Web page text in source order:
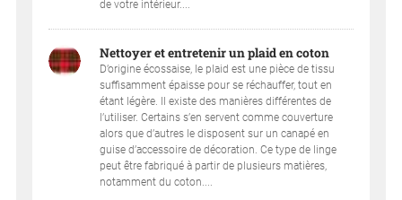
de votre intérieur....
Nettoyer et entretenir un plaid en coton
D’origine écossaise, le plaid est une pièce de tissu
suffisamment épaisse pour se réchauffer, tout en
étant légère. Il existe des manières différentes de
l’utiliser. Certains s’en servent comme couverture
alors que d’autres le disposent sur un canapé en
guise d’accessoire de décoration. Ce type de linge
peut être fabriqué à partir de plusieurs matières,
notamment du coton....